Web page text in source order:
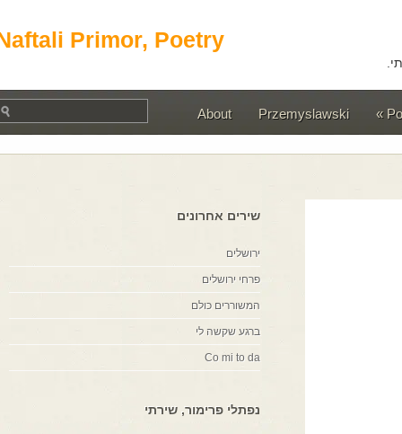
Naftali Primor, Poetry
Przemyslawski
About
שירים אחרונים
ירושלים
פרחי ירושלים
המשוררים כולם
ברגע שקשה לי
Co mi to da
נפתלי פרימור, שירתי